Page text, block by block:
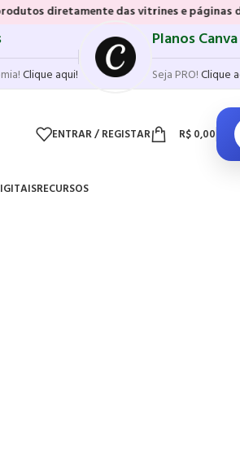
das vitrines e páginas dos
Clique aqui!
Planos Canva
Seja PRO!Clique
ENTRAR / REGISTAR R$0,00
RECURSOS